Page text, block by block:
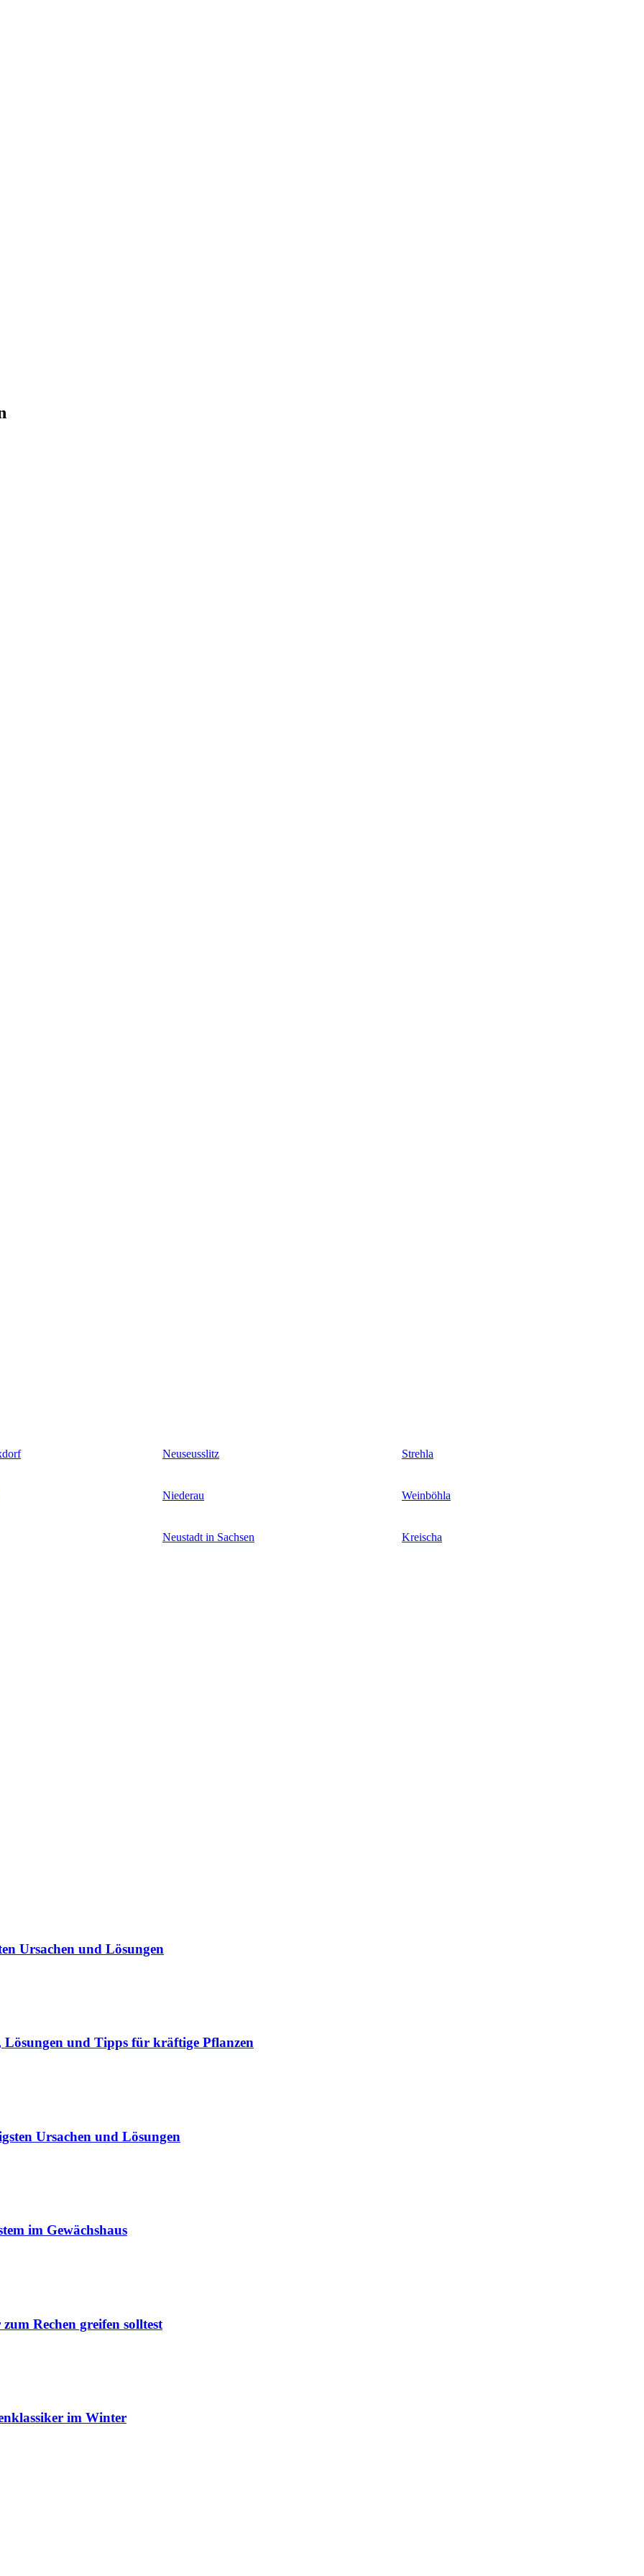
Neuseusslitz Strehla
Niederau Weinböhla
Neustadt in Sachsen Kreischa
Ursachen und Lösungen
Lösungen und Tipps für kräftige Pflanzen
Ursachen und Lösungen
im Gewächshaus
Rechen greifen solltest
im Winter